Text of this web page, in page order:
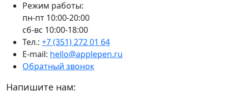
Режим работы:
пн-пт 10:00-20:00
сб-вс 10:00-18:00
Тел.: +7 (351) 272 01 64
E-mail: hello@applepen.ru
Обратный звонок
Напишите нам: